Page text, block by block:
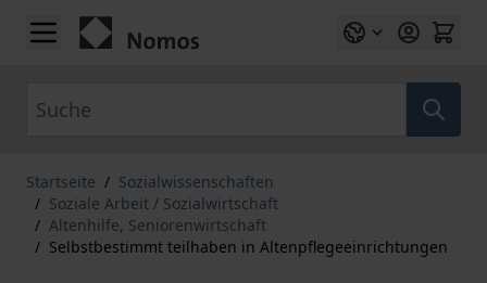
Zum Inhalt springen
Startseite / Sozialwissenschaften
/ Soziale Arbeit / Sozialwirtschaft
/ Altenhilfe, Seniorenwirtschaft
/ Selbstbestimmt teilhaben in Altenpflegeeinrichtungen